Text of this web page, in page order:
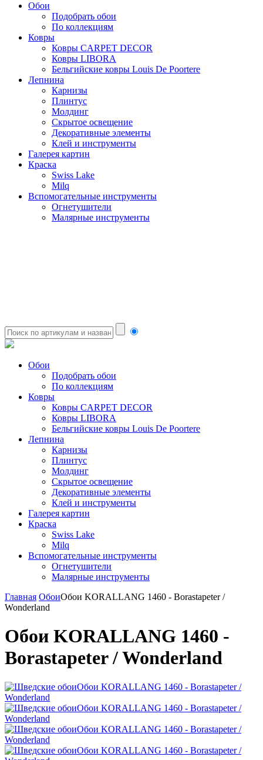
Обои
Подобрать обои
По коллекциям
Ковры
Ковры CARPET DECOR
Ковры LIBORA
Бельгийские ковры Louis De Poortere
Лепнина
Карнизы
Плинтус
Молдинг
Скрытое освещение
Декоративные элементы
Клей и инструменты
Галерея картин
Краска
Swiss Lake
Milq
Вспомогательные инструменты
Огнетушители
Малярные инструменты
Обои
Подобрать обои
По коллекциям
Ковры
Ковры CARPET DECOR
Ковры LIBORA
Бельгийские ковры Louis De Poortere
Лепнина
Карнизы
Плинтус
Молдинг
Скрытое освещение
Декоративные элементы
Клей и инструменты
Галерея картин
Краска
Swiss Lake
Milq
Вспомогательные инструменты
Огнетушители
Малярные инструменты
Главная ОбоиОбои KORALLANG 1460 - Borastapeter /
Wonderland
Обои KORALLANG 1460 -
Borastapeter / Wonderland